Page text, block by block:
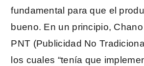
fundamental para que el
bueno. En un principio,
PNT (Publicidad No
los cuales “tenía que